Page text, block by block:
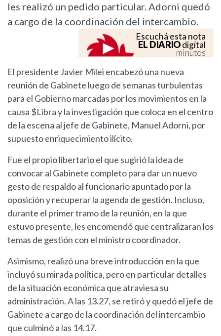
les realizó un pedido particular. Adorni quedó
a cargo de la coordinación del intercambio.
Escuchá esta nota
EL DIARIOdigital
minutos
El presidente Javier Milei encabezó una nueva
reunión de Gabinete luego de semanas turbulentas
para el Gobierno marcadas por los movimientos en la
causa $Libra y la investigación que coloca en el centro
de la escena al jefe de Gabinete, Manuel Adorni, por
supuesto enriquecimiento ilícito.
Fue el propio libertario el que sugirió la idea de
convocar al Gabinete completo para dar un nuevo
gesto de respaldo al funcionario apuntado por la
oposición y recuperar la agenda de gestión. Incluso,
durante el primer tramo de la reunión, en la que
estuvo presente, les encomendó que centralizaran los
temas de gestión con el ministro coordinador.
Asimismo, realizó una breve introducción en la que
incluyó su mirada política, pero en particular detalles
de la situación económica que atraviesa su
administración. A las 13.27, se retiró y quedó el jefe de
Gabinete a cargo de la coordinación del intercambio
que culminó a las 14.17.